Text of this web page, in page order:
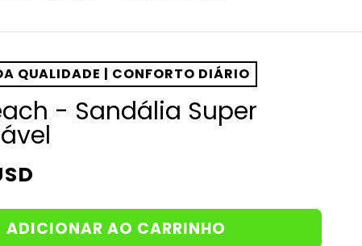
QUALIDADE | CONFORTO DIÁRIO
- Sandália Super
ADICIONAR AO CARRINHO